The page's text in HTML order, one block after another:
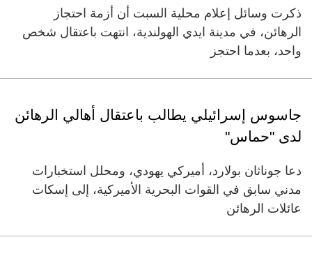
ذكرت وسائل إعلام محلية السبت أن أزمة احتجاز
الرهائن، في مدينة ايدي الهولندية، انتهت باعتقال شخص
واحد، بعدما احتجز
جاسوس إسرائيلي يطالب باعتقال أهالي الرهائن
لدى "حماس"
دعا جوناثان بولارد، أميركي يهودي، ومحلل استخبارات
مدني سابق في القوات البحرية الأميركية، إلى إسكات
عائلات الرهائن